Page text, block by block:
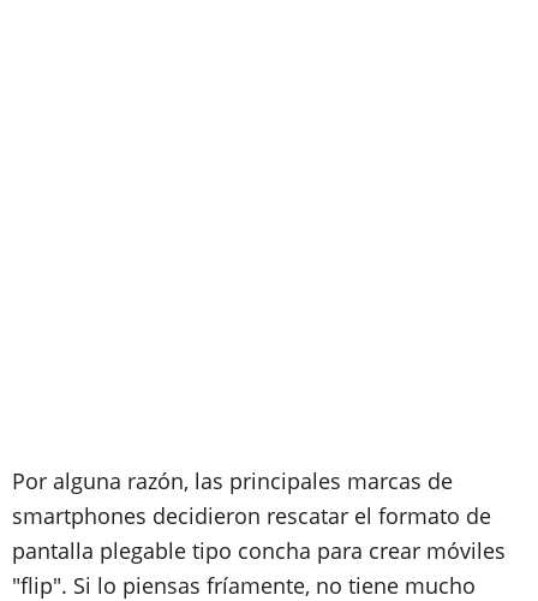
Por alguna razón, las principales marcas de
smartphones decidieron rescatar el formato de
pantalla plegable tipo concha para crear móviles
"flip". Si lo piensas fríamente, no tiene mucho